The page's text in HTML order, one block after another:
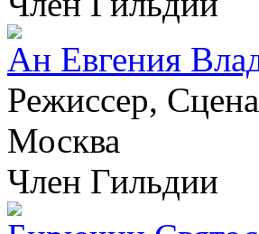
Ан Евгения
Режиссер,
Москва
Член Гильдии